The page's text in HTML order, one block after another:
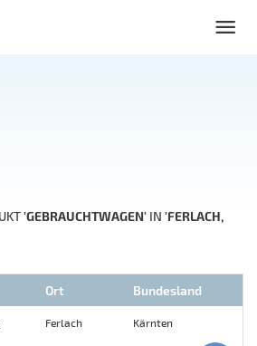
'GEBRAUCHTWAGEN' IN 'FERLACH,
Ort Bundesland
Ferlach Kärnten